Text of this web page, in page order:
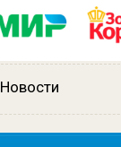
Новости